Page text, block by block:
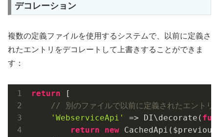
デコレーション
複数の定義ファイルを使用するシステムで、以前に定義さ
れたエントリをデコレートして上書きすることができま
す：
return [
// 別のファイルで以前に定義されたエントリ
'WebserviceApi'
=> DI\decorate(
return
new